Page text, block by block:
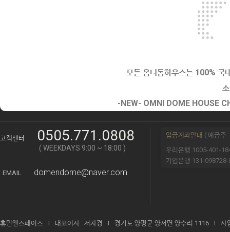
모든 옴니돔하우스는 100% 국
-NEW- OMNI DOME HOUSE
고객센터 0505.771.0808
( WEEKDAYS 9:00 ~ 18:00 )
EMAIL domendome@naver.com
입금계좌안내 ( 예금주
우리은행 1005-401-
기업은행 131-
휴먼앤스페이스 I 대표이사 : 서자경 I 경기도 양평군 양서면 양수리 1116 I 사